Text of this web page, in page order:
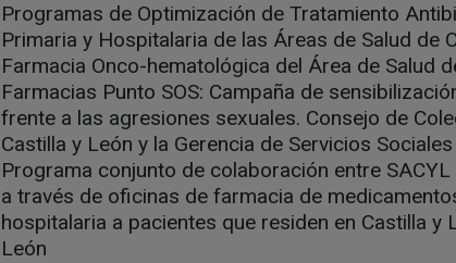
Programas de Optimización de Tratamiento
Primaria y Hospitalaria de las Áreas de Salud de
Farmacia Onco-hematológica del Área de Salud
Farmacias Punto SOS: Campaña de
frente a las agresiones sexuales. Consejo de
Castilla y León y la Gerencia de Servicios Sociales
Programa conjunto de colaboración entre
a través de oficinas de farmacia de
hospitalaria a pacientes que residen en Castilla y
León